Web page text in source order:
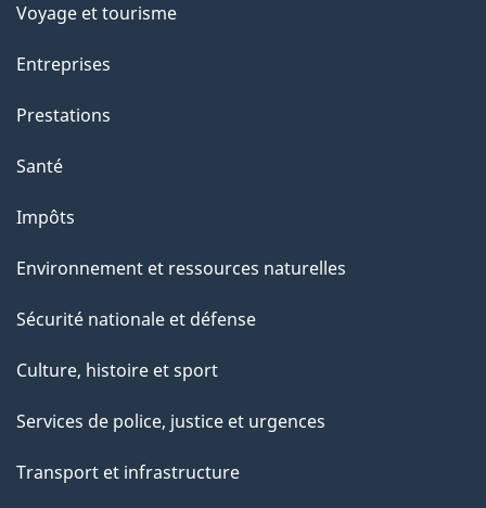
a
g
"
Voyage et tourisme
Entreprises
Prestations
Santé
Impôts
Environnement et ressources naturelles
Sécurité nationale et défense
Culture, histoire et sport
Services de police, justice et urgences
Transport et infrastructure